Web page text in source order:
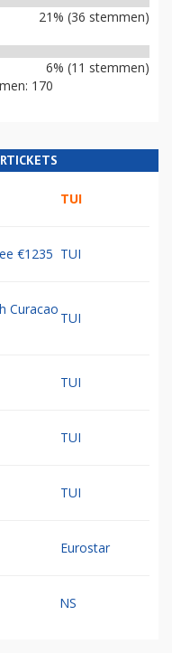
21% (36 stemmen)
6% (11 stemmen)
170
TUI
€1235 TUI
Curacao
TUI
TUI
TUI
TUI
Eurostar
NS